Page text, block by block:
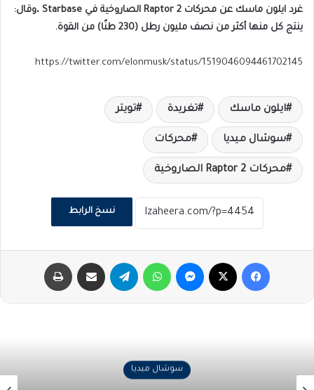
غرد ايلون ماسك عن محركات Raptor 2 الصاروخية في Starbase ،وقال:
ينتج كل منها أكثر من نصف مليون رطل (230 طنًا) من القوة.
https://twitter.com/elonmusk/status/1519046094461702145
ايلون ماسك تغريدة تويتر
سوشال ميديا محركات
محركات Raptor 2 الصاروخية
نسخ الرابط
فيسبوك ماسنجر واتساب تيلقرام مشاركة عبر البريد
سوشال ميديا